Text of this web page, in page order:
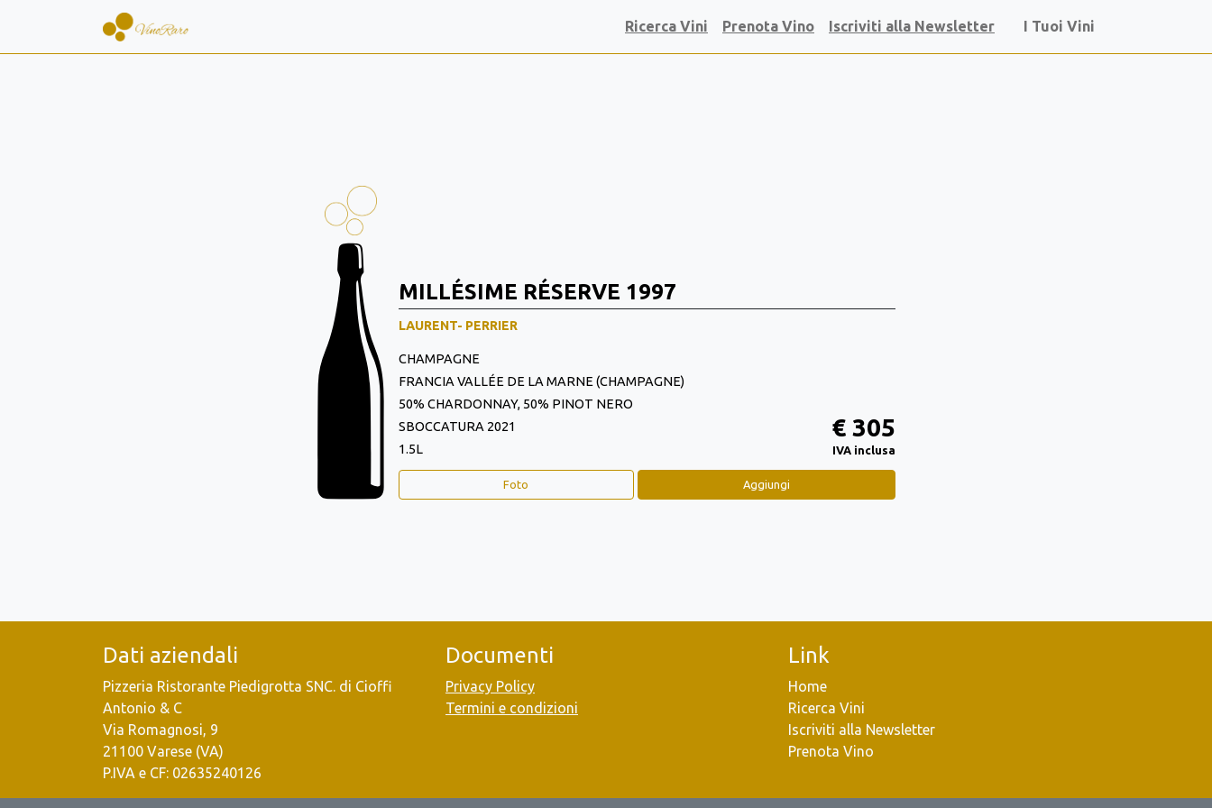
Ricerca Vini Prenota Vino Iscriviti alla Newsletter I Tuoi Vini
MILLÉSIME RÉSERVE 1997
LAURENT- PERRIER
CHAMPAGNE
FRANCIA VALLÉE DE LA MARNE (CHAMPAGNE)
50% CHARDONNAY, 50% PINOT NERO
SBOCCATURA 2021
1.5L
€ 305
IVA inclusa
Foto Aggiungi
Dati aziendali
Pizzeria Ristorante Piedigrotta SNC. di Cioffi
Antonio & C
Via Romagnosi, 9
21100 Varese (VA)
P.IVA e CF: 02635240126
Documenti
Privacy Policy
Termini e condizioni
Link
Home
Ricerca Vini
Iscriviti alla Newsletter
Prenota Vino